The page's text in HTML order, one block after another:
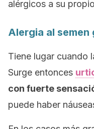
alérgicos a su
Alergia al semen
Tiene lugar cuando
Surge entonces
con fuerte
puede haber